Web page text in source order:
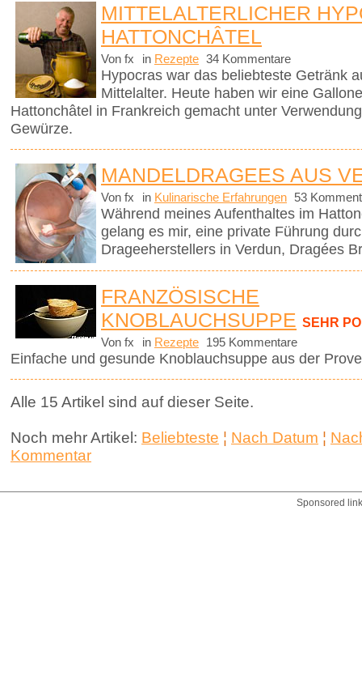
MITTELALTERLICHER
HATTONCHÂTEL
Von fx in Rezepte 34 Kommentare
Hypocras war das beliebteste Getränk
Mittelalter. Heute haben wir eine
Hattonchâtel in Frankreich gemacht unter
Gewürze.
MANDELDRAGEES AUS
Von fx in Kulinarische Erfahrungen 53
Während meines Aufenthaltes im
gelang es mir, eine private Führung
Drageeherstellers in Verdun, Dragées
FRANZÖSISCHE
KNOBLAUCHSUPPE SEHR
Von fx in Rezepte 195 Kommentare
Einfache und gesunde Knoblauchsuppe aus der
Alle 15 Artikel sind auf dieser Seite.
Noch mehr Artikel: Beliebteste ¦ Nach Datum ¦
Kommentar
Sponsored